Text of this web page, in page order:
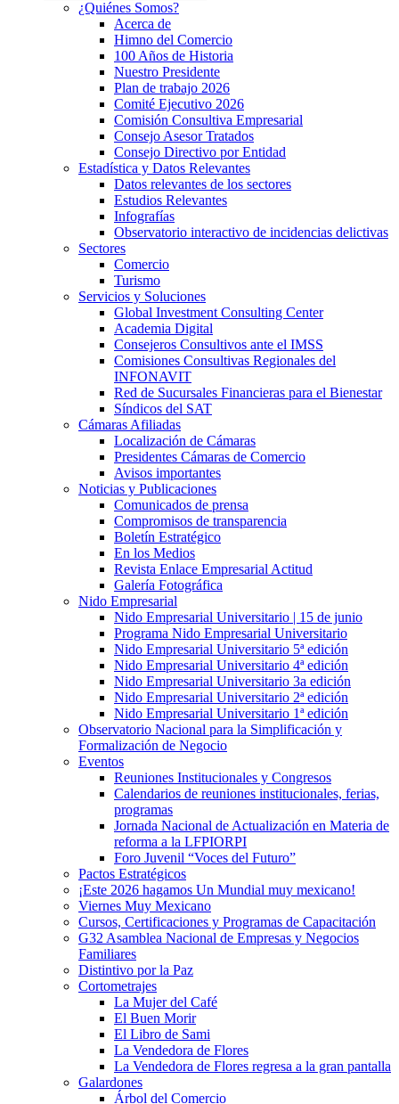
¿Quiénes Somos?
Acerca de
Himno del Comercio
100 Años de Historia
Nuestro Presidente
Plan de trabajo 2026
Comité Ejecutivo 2026
Comisión Consultiva Empresarial
Consejo Asesor Tratados
Consejo Directivo por Entidad
Estadística y Datos Relevantes
Datos relevantes de los sectores
Estudios Relevantes
Infografías
Observatorio interactivo de incidencias delictivas
Sectores
Comercio
Turismo
Servicios y Soluciones
Global Investment Consulting Center
Academia Digital
Consejeros Consultivos ante el IMSS
Comisiones Consultivas Regionales del
INFONAVIT
Red de Sucursales Financieras para el Bienestar
Síndicos del SAT
Cámaras Afiliadas
Localización de Cámaras
Presidentes Cámaras de Comercio
Avisos importantes
Noticias y Publicaciones
Comunicados de prensa
Compromisos de transparencia
Boletín Estratégico
En los Medios
Revista Enlace Empresarial Actitud
Galería Fotográfica
Nido Empresarial
Nido Empresarial Universitario | 15 de junio
Programa Nido Empresarial Universitario
Nido Empresarial Universitario 5ª edición
Nido Empresarial Universitario 4ª edición
Nido Empresarial Universitario 3a edición
Nido Empresarial Universitario 2ª edición
Nido Empresarial Universitario 1ª edición
Observatorio Nacional para la Simplificación y
Formalización de Negocio
Eventos
Reuniones Institucionales y Congresos
Calendarios de reuniones institucionales, ferias,
programas
Jornada Nacional de Actualización en Materia de
reforma a la LFPIORPI
Foro Juvenil “Voces del Futuro”
Pactos Estratégicos
¡Este 2026 hagamos Un Mundial muy mexicano!
Viernes Muy Mexicano
Cursos, Certificaciones y Programas de Capacitación
G32 Asamblea Nacional de Empresas y Negocios
Familiares
Distintivo por la Paz
Cortometrajes
La Mujer del Café
El Buen Morir
El Libro de Sami
La Vendedora de Flores
La Vendedora de Flores regresa a la gran pantalla
Galardones
Árbol del Comercio